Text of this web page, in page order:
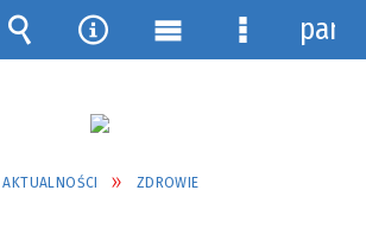
AKTUALNOŚCI ZDROWIE
Wyszukiwarka
Narzędzia
Menu Menu
panel